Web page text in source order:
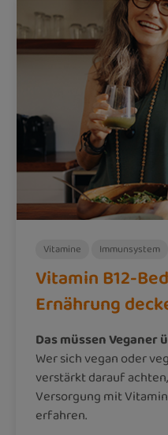
Vitamine Immunsystem
Vitamin B12-
Ernährung
Das müssen Veganer
Wer sich vegan oder
verstärkt darauf
Versorgung mit
erfahren.